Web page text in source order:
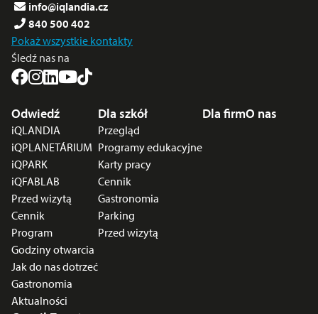
info@iqlandia.cz
840 500 402
Pokaż wszystkie kontakty
Śledź nas na
Menu stopki
Odwiedź
iQLANDIA
iQPLANETÁRIUM
iQPARK
iQFABLAB
Przed wizytą
Cennik
Program
Godziny otwarcia
Jak do nas dotrzeć
Gastronomia
Aktualności
Dla szkół
Przegląd
Programy edukacyjne
Karty pracy
Cennik
Gastronomia
Parking
Przed wizytą
Dla firmO nas